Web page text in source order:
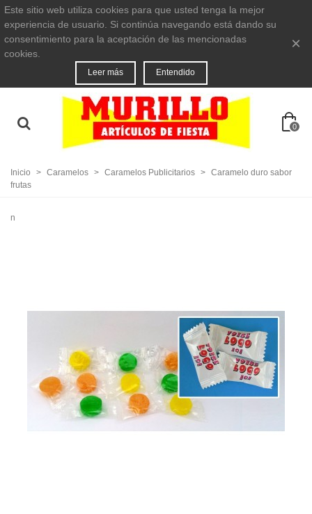
Este sitio web utiliza cookies para que usted tenga la mejor
experiencia de usuario. Si continúa navegando está dando su
consentimiento para la aceptación de las mencionadas
cookies.
Leer más Entendido
×
0
Inicio > Caramelos > Caramelos Publicitarios > Caramelo duro sabor
frutas
n